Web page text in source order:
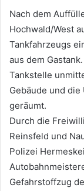
Nach dem
Hochwald/West
Tankfahrzeugs
aus dem
Tankstelle
Gebäude und
geräumt.
Durch die
Reinsfeld und
Polizei
Gefahrstoffzug